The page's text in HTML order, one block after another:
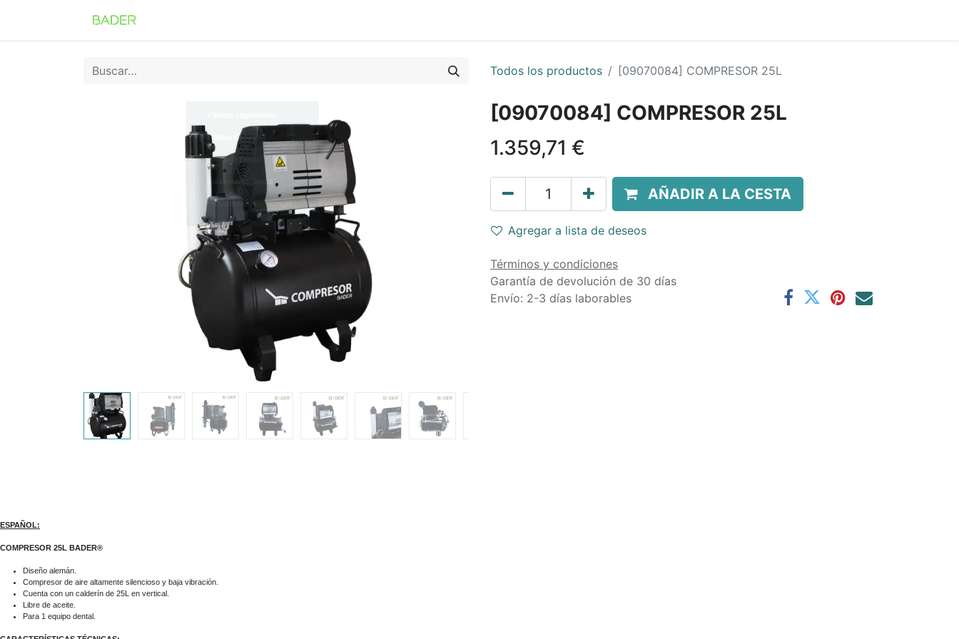
Todos los productos [09070084] COMPRESOR 25L
[09070084] COMPRESOR 25L
1.359,71 €
AÑADIR A LA CESTA
Agregar a lista de deseos
Términos y condiciones
Garantía de devolución de 30 días
Envío: 2-3 días laborables
ESPAÑOL:
COMPRESOR 25L BADER®
Diseño alemán.
Compresor de aire altamente silencioso y baja vibración.
Cuenta con un calderín de 25L en vertical.
Libre de aceite.
Para 1 equipo dental.